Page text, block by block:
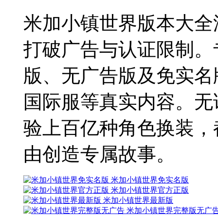
米加小镇世界版本大
打破广告与认证限制
版、无广告版及免实
国际服等真实内容。
验上百亿种角色换装
由创造专属故事。
米加小镇世界免实名版
米加小镇世界官方正版
米加小镇世界最新版
米加小镇世界完整版无广